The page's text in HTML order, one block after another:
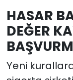
HASAR
DEĞER
Yeni